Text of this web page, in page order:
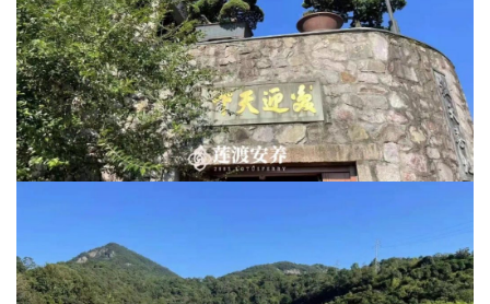
纪
录
佛
教
艺
术
策
法